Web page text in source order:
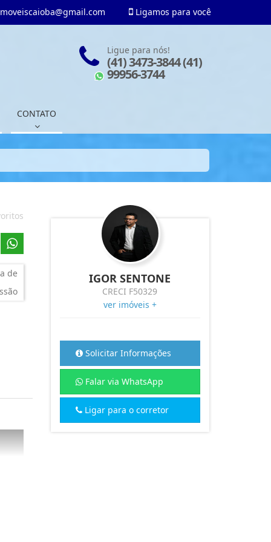
Ligamos para você
CONTATO
Ligue para nós!
(41) 3473-3844 (41)
99956-3744
de
IGOR SENTONE
CRECI F50329
ver imóveis +
Solicitar Informações
Falar via WhatsApp
Ligar para o corretor